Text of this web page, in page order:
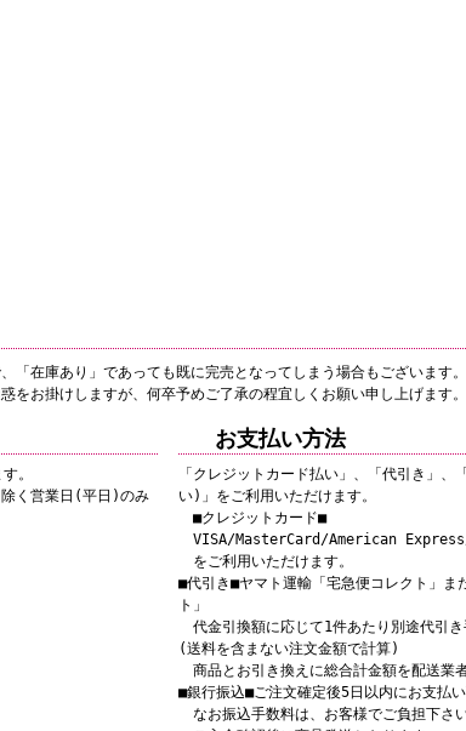
「在庫あり」であっても既に完売となってしまう場合もございます。
をお掛けしますが、何卒予めご了承の程宜しくお願い申し上げます。
。
除く営業日(平日)のみ
お支払い方法
「クレジットカード払い」、「代引き」、
い)」をご利用いただけます。
■クレジットカード■
VISA/MasterCard/American
をご利用いただけます。
■代引き■ヤマト運輸「宅急便コレクト」ま
ト」
代金引換額に応じて1件あたり別途代引き
(送料を含まない注文金額で計算)
商品とお引き換えに総合計金額を配送業
■銀行振込■ご注文確定後5日以内にお支払い
なお振込手数料は、お客様でご負担下さい